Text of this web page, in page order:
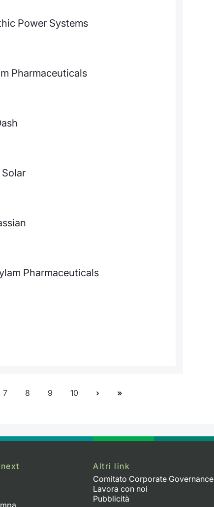
Power Systems
Pharmaceuticals
Pharmaceuticals
7 8 9 10
Altri link
Comitato Corporate Governance
Lavora con noi
Pubblicità